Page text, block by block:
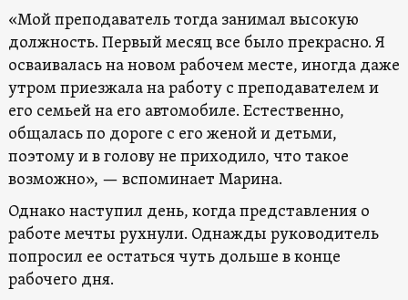
«Мой преподаватель тогда занимал высокую
должность. Первый месяц все было прекрасно. Я
осваивалась на новом рабочем месте, иногда даже
утром приезжала на работу с преподавателем и
его семьей на его автомобиле. Естественно,
общалась по дороге с его женой и детьми,
поэтому и в голову не приходило, что такое
возможно», — вспоминает Марина.
Однако наступил день, когда представления о
работе мечты рухнули. Однажды руководитель
попросил ее остаться чуть дольше в конце
рабочего дня.